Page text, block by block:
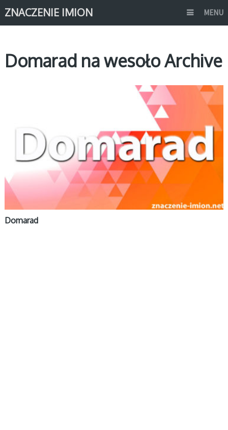
ZNACZENIE IMION MENU
Domarad na wesoło Archive
Domarad